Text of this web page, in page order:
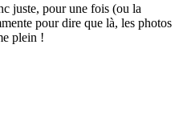
juste, pour une fois (ou la
pour dire que là, les photos
plein !